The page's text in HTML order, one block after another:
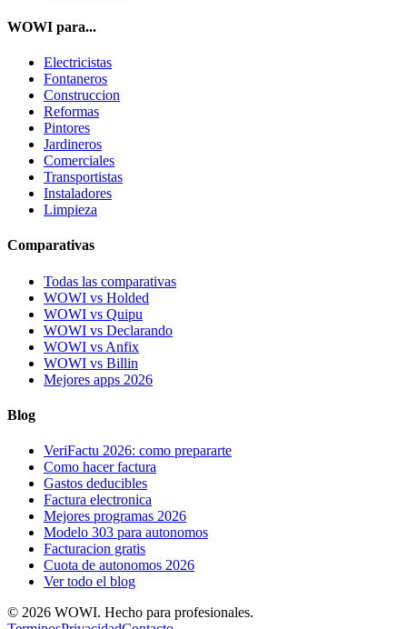
WOWI para...
Electricistas
Fontaneros
Construccion
Reformas
Pintores
Jardineros
Comerciales
Transportistas
Instaladores
Limpieza
Comparativas
Todas las comparativas
WOWI vs Holded
WOWI vs Quipu
WOWI vs Declarando
WOWI vs Anfix
WOWI vs Billin
Mejores apps 2026
Blog
VeriFactu 2026: como prepararte
Como hacer factura
Gastos deducibles
Factura electronica
Mejores programas 2026
Modelo 303 para autonomos
Facturacion gratis
Cuota de autonomos 2026
Ver todo el blog
© 2026 WOWI. Hecho para profesionales.